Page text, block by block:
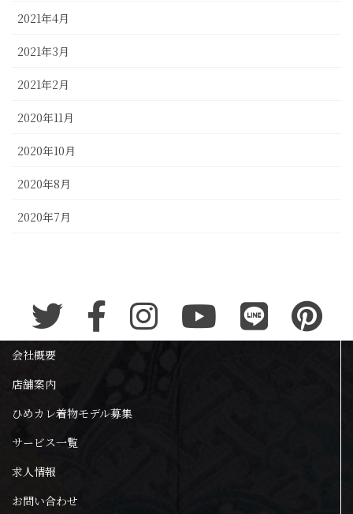
2021年4月
2021年3月
2021年2月
2020年11月
2020年10月
2020年8月
2020年7月
会社概要
店舗案内
ひめカレ着物モデル募集
サービス一覧
求人情報
お問い合わせ